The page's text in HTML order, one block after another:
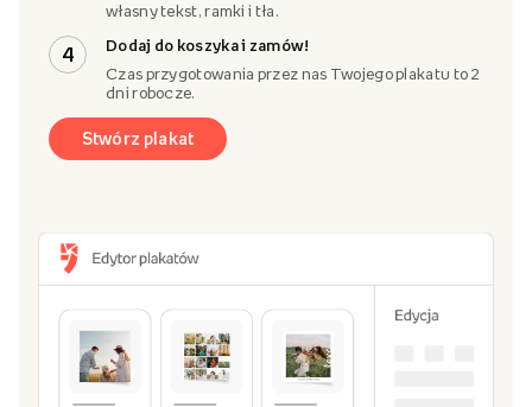
własny tekst, ramki i tła.
4
Dodaj do koszyka i zamów!
Czas przygotowania przez nas Twojego plakatu to 2
dni robocze.
Stwórz plakat